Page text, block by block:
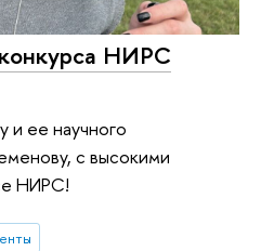
НИРС
и ее научного
с высокими
НИРС!